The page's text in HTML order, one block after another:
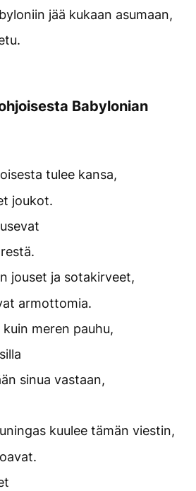
jää kukaan asumaan,
Babylonian
tulee kansa,
joukot.
jouset ja sotakirveet,
armottomia.
meren pauhu,
sinua vastaan,
kuulee tämän viestin,